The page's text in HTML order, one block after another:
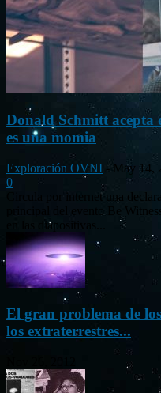
Donald Schmitt acepta
es una momia
Exploración OVNI - May 14,
0
Circula por internet una
principal del evento Be
en las diapositivas...
El gran problema de
los extraterrestres...